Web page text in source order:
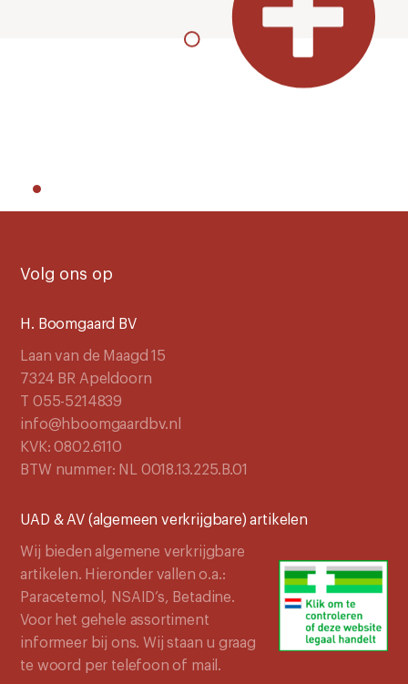
Volg ons op
H. Boomgaard BV
Laan van de Maagd 15
7324 BR Apeldoorn
T 055-5214839
info@hboomgaardbv.nl
KVK: 0802.6110
BTW nummer: NL 0018.13.225.B.01
UAD & AV (algemeen verkrijgbare) artikelen
Wij bieden algemene verkrijgbare
artikelen. Hieronder vallen o.a.:
Paracetemol, NSAID’s, Betadine.
Voor het gehele assortiment
informeer bij ons. Wij staan u graag
te woord per telefoon of mail.